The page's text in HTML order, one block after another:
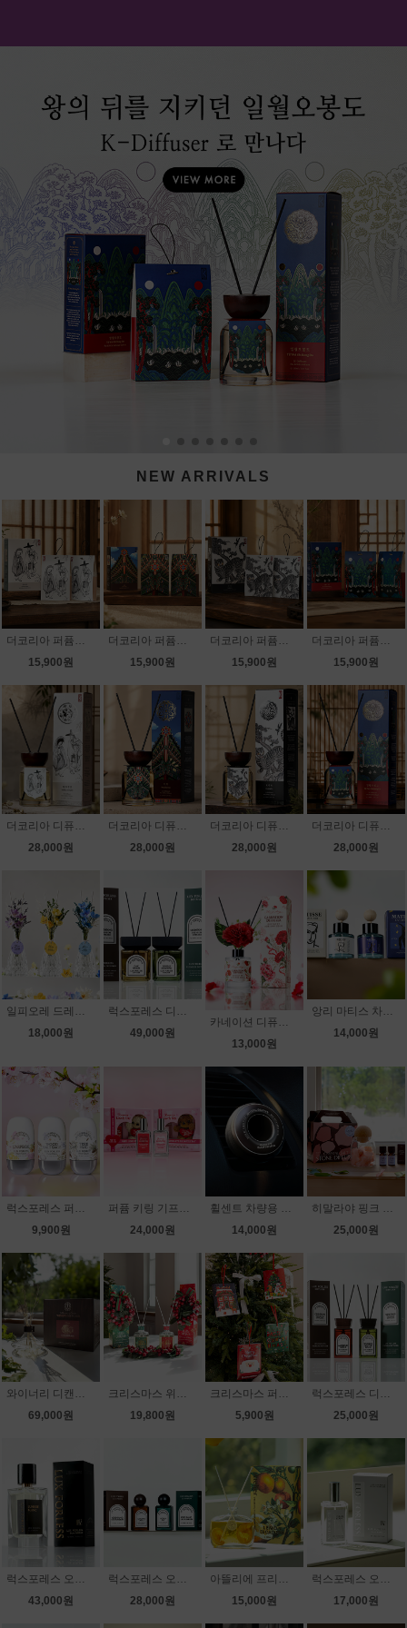
NEW ARRIVALS
더코리아 퍼퓸드 사쉐 월하정인 20gX2개입 세트
15,900원
더코리아 퍼퓸드 사쉐 단청 20gX2개입 세트
15,900원
더코리아 퍼퓸드 사쉐 호작도 20gX2개입 세트
15,900원
더코리아 퍼퓸드 사쉐 일월오봉도 20gX2개입 세트
15,900원
더코리아 디퓨저 월하정인 150ml
28,000원
더코리아 디퓨저 단청 150ml
28,000원
더코리아 디퓨저 호작도 150ml
28,000원
더코리아 디퓨저 일월오봉도 150ml
28,000원
일피오레 드레스 디퓨저 120ml
18,000원
럭스포레스 디퓨저 500ml
49,000원
카네이션 디퓨저 120ml
13,000원
앙리 마티스 차량용 방향제
14,000원
9,900원
24,000원
14,000원
25,000원
69,000원
19,800원
5,900원
25,000원
43,000원
28,000원
15,000원
17,000원